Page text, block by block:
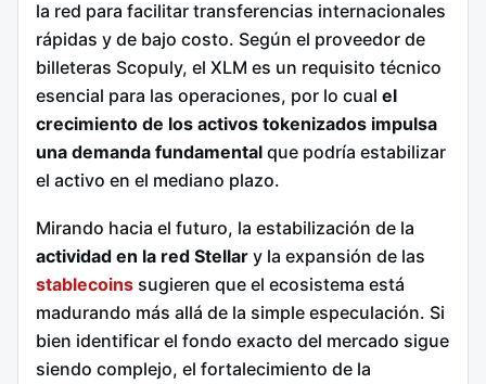
la red para facilitar transferencias internacionales
rápidas y de bajo costo. Según el proveedor de
billeteras Scopuly, el XLM es un requisito técnico
esencial para las operaciones, por lo cual el
crecimiento de los activos tokenizados impulsa
una demanda fundamental que podría estabilizar
el activo en el mediano plazo.
Mirando hacia el futuro, la estabilización de la
actividad en la red Stellar y la expansión de las
stablecoins sugieren que el ecosistema está
madurando más allá de la simple especulación. Si
bien identificar el fondo exacto del mercado sigue
siendo complejo, el fortalecimiento de la